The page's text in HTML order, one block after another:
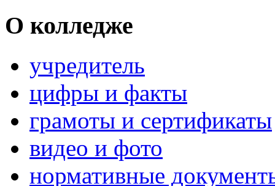
О колледже
учредитель
цифры и факты
грамоты и сертификаты
видео и фото
нормативные